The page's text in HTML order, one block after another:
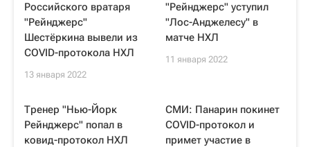
Российского вратаря
"Рейнджерс"
Шестёркина вывели из
COVID-протокола НХЛ
13 января 2022
"Рейнджерс" уступил
"Лос-Анджелесу" в
матче НХЛ
11 января 2022
Тренер "Нью-Йорк
Рейнджерс" попал в
ковид-протокол НХЛ
СМИ: Панарин покинет
COVID-протокол и
примет участие в